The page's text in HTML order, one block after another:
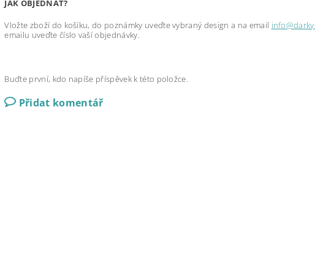
JAK OBJEDNAT?
Vložte zboží do košíku, do poznámky uveďte vybraný design a na email
emailu uveďte číslo vaší objednávky.
Buďte první, kdo napíše příspěvek k této položce.
Přidat komentář